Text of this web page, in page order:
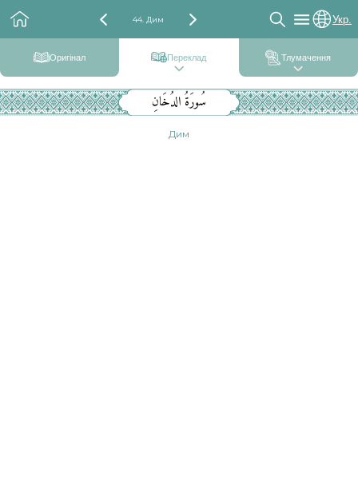
44. Дим Укр.
Оригінал Переклад Тлумачення
سُورَةُ الدُخَانِ
Дим